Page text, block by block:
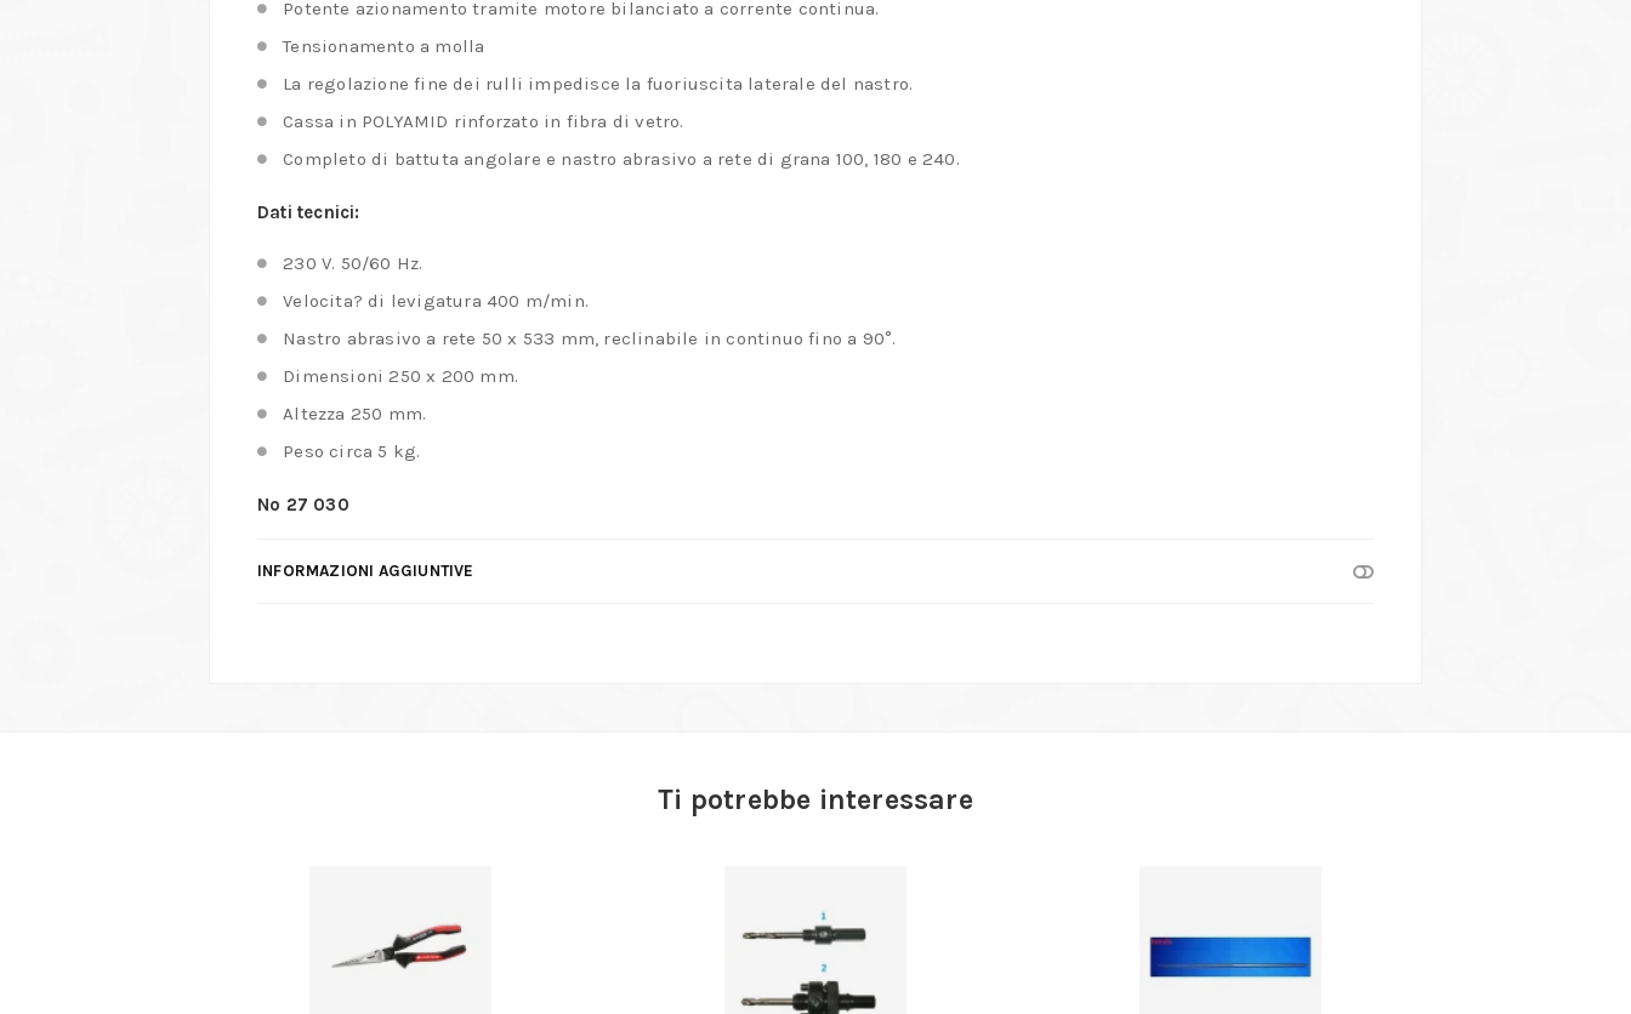
Potente azionamento tramite motore bilanciato a corrente continua.
Tensionamento a molla
La regolazione fine dei rulli impedisce la fuoriuscita laterale del nastro.
Cassa in POLYAMID rinforzato in fibra di vetro.
Completo di battuta angolare e nastro abrasivo a rete di grana 100, 180 e 240.
Dati tecnici:
230 V. 50/60 Hz.
Velocita? di levigatura 400 m/min.
Nastro abrasivo a rete 50 x 533 mm, reclinabile in continuo fino a 90°.
Dimensioni 250 x 200 mm.
Altezza 250 mm.
Peso circa 5 kg.
No 27 030
INFORMAZIONI AGGIUNTIVE
Ti potrebbe interessare